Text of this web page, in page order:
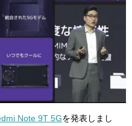
Note 9T 5Gを発表しまし